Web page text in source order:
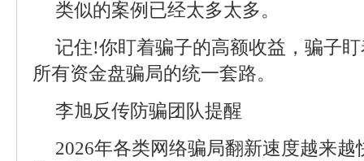
类似的案例已经太多太多。
记住!你盯着骗子的高额收益，骗子
所有资金盘骗局的统一套路。
李旭反传防骗团队提醒
2026年各类网络骗局翻新速度越来